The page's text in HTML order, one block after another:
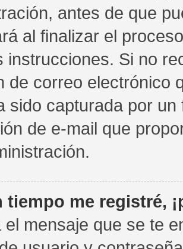
antes de que
al finalizar el
instrucciones. Si no
de correo electrónico
sido capturada por
de e-mail que
tiempo me registré,
el mensaje que se te